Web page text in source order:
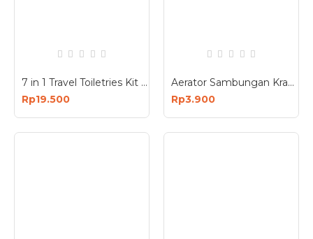
7 in 1 Travel Toiletries Kit Empty Bottle Set Botol Kosmetik Kecil
Rp19.500
Aerator Sambungan Kran Air Berputar 360 Derajat Saringan Filter
Rp3.900